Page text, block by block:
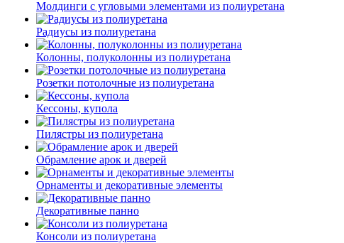
Молдинги с угловыми элементами из полиуретана
Радиусы из полиуретана
Колонны, полуколонны из полиуретана
Розетки потолочные из полиуретана
Кессоны, купола
Пилястры из полиуретана
Обрамление арок и дверей
Орнаменты и декоративные элементы
Декоративные панно
Консоли из полиуретана